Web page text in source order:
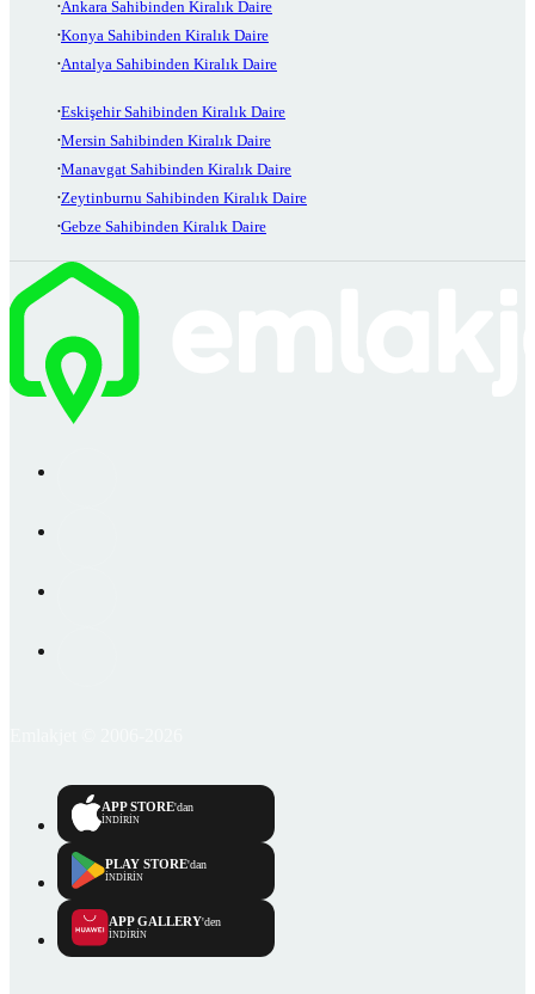
Ankara Sahibinden Kiralık Daire
Konya Sahibinden Kiralık Daire
Antalya Sahibinden Kiralık Daire
Eskişehir Sahibinden Kiralık Daire
Mersin Sahibinden Kiralık Daire
Manavgat Sahibinden Kiralık Daire
Zeytinburnu Sahibinden Kiralık Daire
Gebze Sahibinden Kiralık Daire
APP STORE'dan
İNDİRİN
PLAY STORE'dan
İNDİRİN
APP GALLERY'den
İNDİRİN